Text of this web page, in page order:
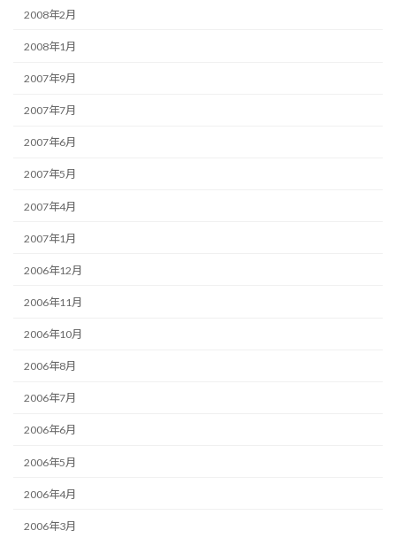
2008年2月
2008年1月
2007年9月
2007年7月
2007年6月
2007年5月
2007年4月
2007年1月
2006年12月
2006年11月
2006年10月
2006年8月
2006年7月
2006年6月
2006年5月
2006年4月
2006年3月